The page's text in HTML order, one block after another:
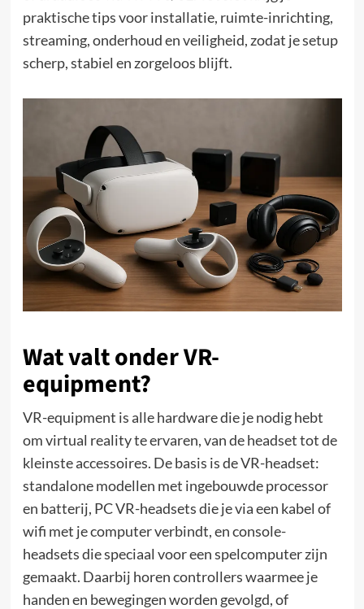
praktische tips voor installatie, ruimte-inrichting,
streaming, onderhoud en veiligheid, zodat je setup
scherp, stabiel en zorgeloos blijft.
Wat valt onder VR-
equipment?
VR-equipment is alle hardware die je nodig hebt
om virtual reality te ervaren, van de headset tot de
kleinste accessoires. De basis is de VR-headset:
standalone modellen met ingebouwde processor
en batterij, PC VR-headsets die je via een kabel of
wifi met je computer verbindt, en console-
headsets die speciaal voor een spelcomputer zijn
gemaakt. Daarbij horen controllers waarmee je
handen en bewegingen worden gevolgd, of